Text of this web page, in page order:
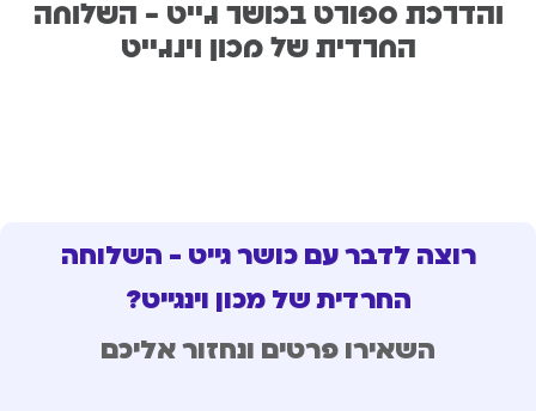
והדרכת ספורט בכושר גייט - השלוחה
החרדית של מכון וינגייט
רוצה לדבר עם כושר גייט - השלוחה
החרדית של מכון וינגייט?
השאירו פרטים ונחזור אליכם